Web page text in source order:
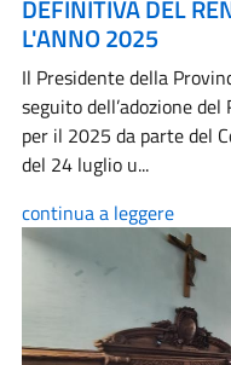
DEFINITIVA DEL
L'ANNO 2025
Il Presidente della
seguito dell’adozione
per il 2025 da parte del
del 24 luglio u...
continua a leggere